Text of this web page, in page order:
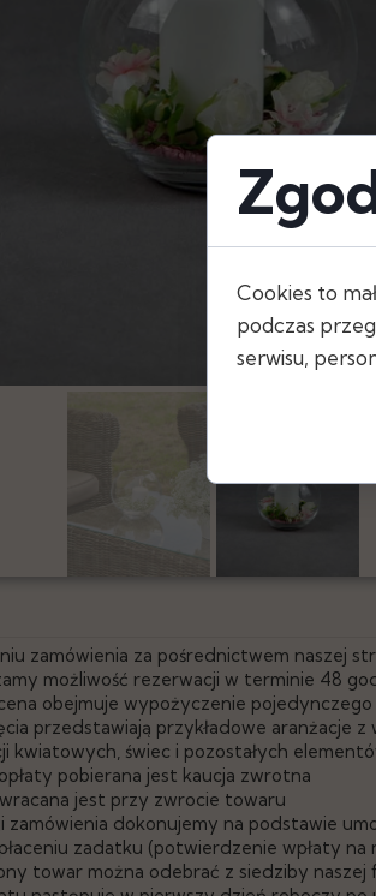
zamówienia za pośrednictwem naszej
możliwość rezerwacji w terminie 48
obejmuje wypożyczenie
przedstawiają przykładowe aranżacje
kwiatowych, świec i pozostałych
pobierana jest kaucja zwrotna
jest przy zwrocie towaru
zamówienia dokonujemy na podstawie
zadatku (potwierdzenie wpłaty na
towar można odebrać z siedziby
Cookies to
podczas
serwisu,